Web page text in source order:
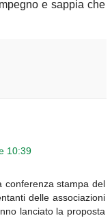
e sappia che
10:39
conferenza stampa del
delle associazioni
lanciato la proposta